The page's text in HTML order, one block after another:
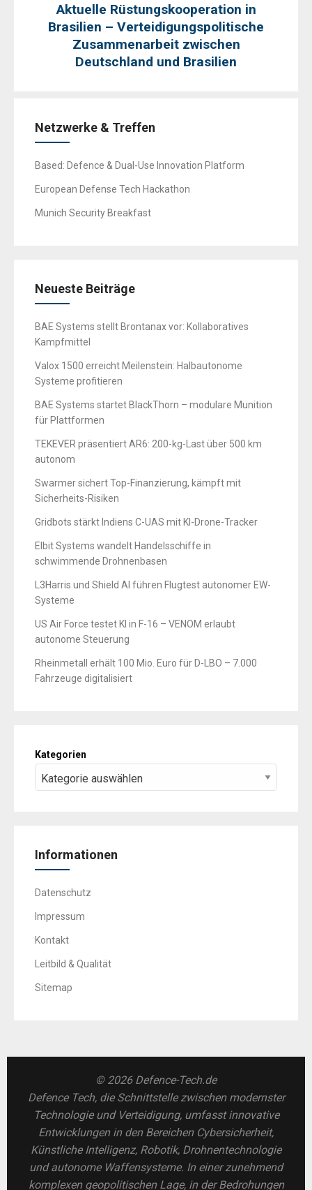
Aktuelle Rüstungskooperation in
Brasilien – Verteidigungspolitische
Zusammenarbeit zwischen
Deutschland und Brasilien
Netzwerke & Treffen
Based: Defence & Dual-Use Innovation Platform
European Defense Tech Hackathon
Munich Security Breakfast
Neueste Beiträge
BAE Systems stellt Brontanax vor: Kollaboratives
Kampfmittel
Valox 1500 erreicht Meilenstein: Halbautonome
Systeme profitieren
BAE Systems startet BlackThorn – modulare Munition
für Plattformen
TEKEVER präsentiert AR6: 200-kg-Last über 500 km
autonom
Swarmer sichert Top-Finanzierung, kämpft mit
Sicherheits-Risiken
Gridbots stärkt Indiens C-UAS mit KI-Drone-Tracker
Elbit Systems wandelt Handelsschiffe in
schwimmende Drohnenbasen
L3Harris und Shield AI führen Flugtest autonomer EW-
Systeme
US Air Force testet KI in F-16 – VENOM erlaubt
autonome Steuerung
Rheinmetall erhält 100 Mio. Euro für D-LBO – 7.000
Fahrzeuge digitalisiert
Kategorien
Informationen
Datenschutz
Impressum
Kontakt
Leitbild & Qualität
Sitemap
© 2026 Defence-Tech.de
Defence Tech, die Schnittstelle zwischen modernster
Technologie und Verteidigung, umfasst innovative
Entwicklungen in den Bereichen Cybersicherheit,
Künstliche Intelligenz, Robotik, Drohnentechnologie
und autonome Waffensysteme. In einer zunehmend
komplexen geopolitischen Lage, in der Bedrohungen